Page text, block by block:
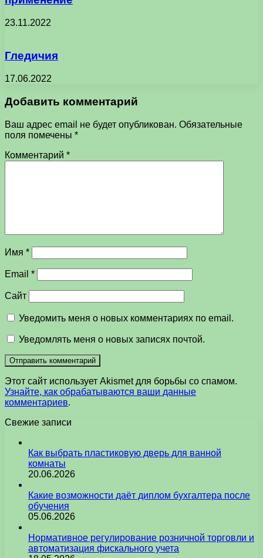
23.11.2022
Гледичия
17.06.2022
Добавить комментарий
Ваш адрес email не будет опубликован. Обязательные
поля помечены *
Комментарий *
Имя *
Email *
Сайт
Уведомить меня о новых комментариях по email.
Уведомлять меня о новых записях почтой.
Этот сайт использует Akismet для борьбы со спамом.
Узнайте, как обрабатываются ваши данные
комментариев.
Свежие записи
Как выбрать пластиковую дверь для ванной
комнаты
20.06.2026
Какие возможности даёт диплом бухгалтера после
обучения
05.06.2026
Нормативное регулирование розничной торговли и
автоматизация фискального учета